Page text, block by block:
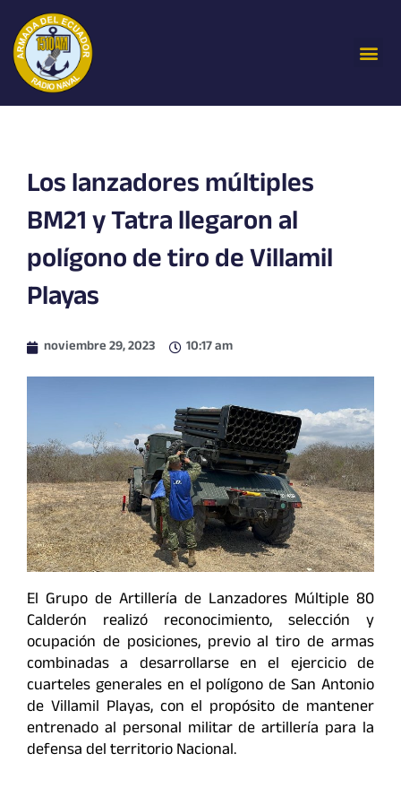
contenido
Los lanzadores múltiples
BM21 y Tatra llegaron al
polígono de tiro de Villamil
Playas
noviembre 29, 2023 10:17 am
El Grupo de Artillería de Lanzadores Múltiple 80
Calderón realizó reconocimiento, selección y
ocupación de posiciones, previo al tiro de armas
combinadas a desarrollarse en el ejercicio de
cuarteles generales en el polígono de San Antonio
de Villamil Playas, con el propósito de mantener
entrenado al personal militar de artillería para la
defensa del territorio Nacional.